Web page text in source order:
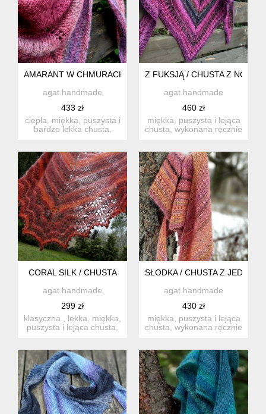
AMARANT W CHMURACH / PUCHATA
agat.handmade
433 zł
ciepła, miękka, puszysta i
bardzo lekka chusta,
Z FUKSJĄ / CHUSTA Z NORO
agat.handmade
460 zł
miękka, puszysta i lejąca
chusta, wykonana ręcznie
CORAL ​​SILK / CHUSTA
agat.handmade
299 zł
klasyczna , lekka, miękka,
puszysta i lejąca chusta,
SŁODKA / CHUSTA Z
agat.handmade
430 zł
miękka, puszysta i lejąca
chusta, wykonana ręcznie